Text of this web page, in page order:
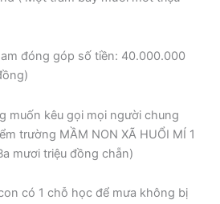
đóng góp số tiền: 40.000.000
muốn kêu gọi mọi người chung
trường MẦM NON XÃ HUỔI MÍ 1
mươi triệu đồng chẵn)
có 1 chỗ học để mưa không bị